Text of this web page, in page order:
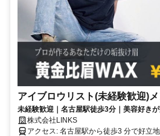
アイブロウリスト(未経験歓迎)
未経験歓迎｜名古屋駅徒歩3分｜美容好き
ト募集
株式会社LINKS
アクセス: 名古屋駅から徒歩3 分で好立